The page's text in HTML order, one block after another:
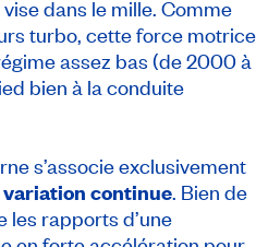
dans le mille. Comme
turbo, cette force motrice
assez bas (de 2000 à
bien à la conduite
s’associe exclusivement
continue. Bien de
les rapports d’une